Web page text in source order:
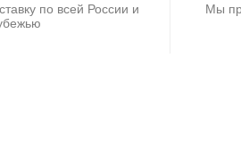
по всей России и
Мы